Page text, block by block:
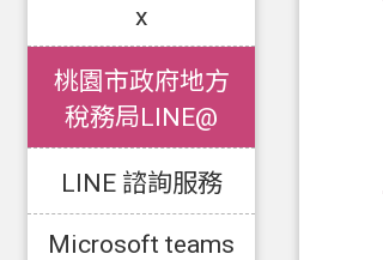
x
桃園市政府地方
稅務局LINE@
LINE 諮詢服務
Microsoft teams